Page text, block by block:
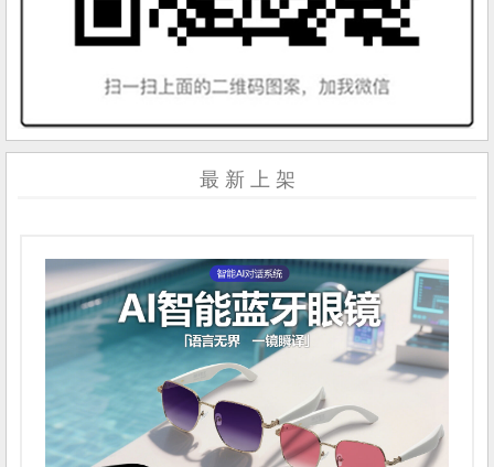
最 新 上 架